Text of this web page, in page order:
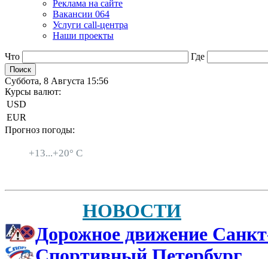
Реклама на сайте
Вакансии 064
Услуги call-центра
Наши проекты
Что Где
Суббота, 8 Августа 15:56
Курсы валют:
USD
EUR
Прогноз погоды:
+13...+20° C
НОВОСТИ
Дорожное движение